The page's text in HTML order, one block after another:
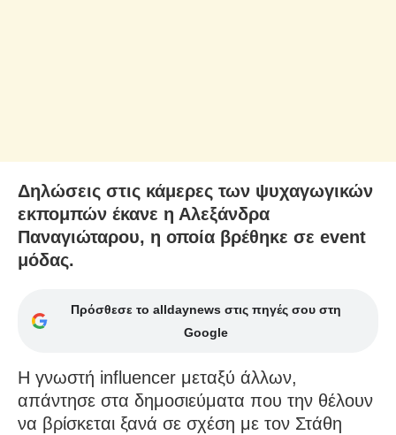
Δηλώσεις στις κάμερες των ψυχαγωγικών
εκπομπών έκανε η Αλεξάνδρα
Παναγιώταρου, η οποία βρέθηκε σε event
μόδας.
Πρόσθεσε το alldaynews στις πηγές σου στη
Google
Η γνωστή influencer μεταξύ άλλων,
απάντησε στα δημοσιεύματα που την θέλουν
να βρίσκεται ξανά σε σχέση με τον Στάθη